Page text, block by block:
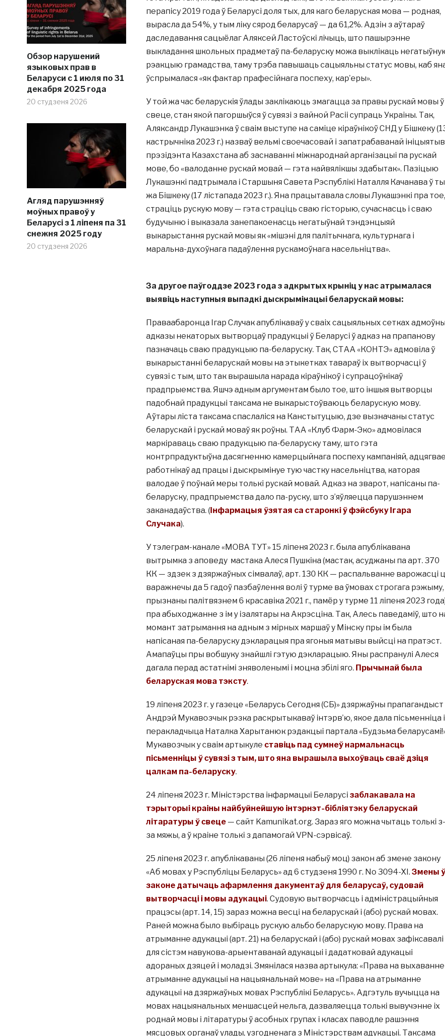
Обзор нарушений
языковых прав в
Беларуси с 1 июля по 31
декабря 2025 года
20 студзеня 2026
Агляд парушэнняў
моўных правоў у
Беларусі з 1 ліпеня па 31
снежня 2025 году
20 студзеня 2026
перапісу 2019 года ў Беларусі доля тых, для каго беларуская мова — родная,
вырасла да 54%, у тым ліку сярод беларусаў — да 61,2%. Адзін з аўтараў
даследавання сацыёлаг Аляксей Ластоўскі лічыць, што пашырэнне
выкладання школьных прадметаў па-беларуску можа выклікаць
рэакцыю грамадства, таму трэба павышаць сацыяльны статус мовы, каб
ўспрымалася «як фактар прафесійнага поспеху, кар’еры».
У той жа час беларускія ўлады заклікаюць змагацца за правы рускай мовы ў
свеце, стан якой пагоршыўся ў сувязі з вайной Расіі супраць Украіны. Так,
Аляксандр Лукашэнка ў сваім выступе на саміце кіраўнікоў СНД у Бішкеку
кастрычніка 2023 г.) назваў вельмі своечасовай і запатрабаванай
прэзідэнта Казахстана аб заснаванні міжнароднай арганізацыі па рускай
мове, бо «валоданне рускай мовай — гэта найвялікшы здабытак». Пазіцыю
Лукашэнкі падтрымала і Старшыня Савета Рэспублікі Наталля Качанава ў
жа Бішкеку (17 лістапада 2023 г.). Яна працытавала словы Лукашэнкі пра тое,
страціць рускую мову — гэта страціць сваю гісторыю, сучаснасць і сваю
будучыню і выказала занепакоенасць негатыўнай тэндэнцыяй
выкарыстання рускай мовы як «мішэні для палітычнага, культурнага і
маральна-духоўнага падаўлення рускамоўнага насельніцтва».
За другое паўгоддзе 2023 года з адкрытых крыніц у нас атрымалася
выявіць наступныя выпадкі дыскрымінацыі беларускай мовы:
Праваабаронца Ігар Случак апублікаваў у сваіх сацыяльных сетках
адказы некаторых вытворцаў прадукцыі ў Беларусі ў адказ на прапанову
пазначаць сваю прадукцыю па-беларуску. Так, СТАА «КОНТЭ» адмовіла ў
выкарыстанні беларускай мовы на этыкетках тавараў іх вытворчасці ў
сувязі с тым, што так вырашыла нарада кіраўнікоў і супрацоўнікаў
прадпрыемства. Яшчэ адным аргументам было тое, што іншыя вытворцы
падобнай прадукцыі таксама не выкарыстоўваюць беларускую мову.
Аўтары ліста таксама спаслаліся на Канстытуцыю, дзе вызначаны статус
беларускай і рускай моваў як роўны. ТАА «Клуб Фарм-Эко» адмовілася
маркіраваць сваю прадукцыю па-беларуску таму, што гэта
контрпрадуктыўна дасягненню камерцыйнага поспеху кампаніяй, адцягвае
работнікаў ад працы і дыскрымінуе тую частку насельніцтва, каторая
валодае ў поўнай меры толькі рускай мовай. Адказ на зварот, напісаны па-
беларуску, прадпрыемства дало па-руску, што з’яўляецца парушэннем
заканадаўства. (Інфармацыя ўзятая са старонкі ў фэйсбуку Ігара
Случака).
У тэлеграм-канале «МОВА ТУТ» 15 ліпеня 2023 г. была апублікавана
вытрымка з аповеду мастака Алеся Пушкіна (мастак, асуджаны па арт. 370
КК — здзек з дзяржаўных сімвалаў, арт. 130 КК — распальванне варожасці
варажнечы да 5 гадоў пазбаўлення волі ў турме ва ўмовах строгага рэжыму,
прызнаны палітвязнем 6 красавіка 2021 г., памёр у турме 11 ліпеня 2023
пра абыходжанне з ім у ізалятары на Акрэсціна. Так, Алесь паведаміў, што
момант затрымання на адным з мірных маршаў у Мінску пры ім была
напісаная па-беларуску дэкларацыя пра ягоныя матывы выйсці на пратэст.
Амапаўцы пры вобшуку знайшлі гэтую дэкларацыю. Яны распранулі Алеся
дагала перад астатнімі зняволенымі і моцна збілі яго. Прычынай была
беларуская мова тэксту.
19 ліпеня 2023 г. у газеце «Беларусь Сегодня (СБ)» дзяржаўны прапагандыст
Андрэй Мукавозчык рэзка раскрытыкаваў інтэрв’ю, якое дала пісьменніца і
перакладчыца Наталка Харытанюк рэдакцыі партала «Будзьма
Мукавозчык у сваім артыкуле ставіць пад сумнеў нармальнасць
пісьменніцы ў сувязі з тым, што яна вырашыла выхоўваць сваё дзіця
цалкам па-беларуску.
24 лiпеня 2023 г. Міністэрства інфармацыі Беларусі заблакавала на
тэрыторыі краіны найбуйнейшую інтэрнэт-бібліятэку беларускай
літаратуры ў свеце— сайт Kamunikat.org. Зараз яго можна чытаць толькі з-
за мяжы, а ў краіне толькі з дапамогай VPN-сэрвісаў.
25 ліпеня 2023 г. апублікаваны (26 ліпеня набыў моц) закон аб змене закону
«Аб мовах у Рэспубліцы Беларусь» ад 6 студзеня 1990 г. No 3094-XI. Змены ў
законе датычаць афармлення дакументаў для беларусаў, судовай
вытворчасці і мовы адукацыі. Судовую вытворчасць і адміністрацыйныя
працэсы (арт. 14, 15) зараз можна весці на беларускай і (або) рускай мовах.
Раней можна было выбіраць рускую альбо беларускую мову. Права на
атрыманне адукацыі (арт. 21) на беларускай і (або) рускай мовах зафіксавалі
для сістэм навукова-арыентаванай адукацыі і дадатковай адукацыі
адораных дзяцей і моладзі. Змянілася назва артыкула: «Права на выхаванне
атрыманне адукацыі на нацыянальнай мове» на «Права на атрыманне
адукацыі на дзяржаўных мовах Рэспублікі Беларусь». Адгэтуль вучыцца на
мовах нацыянальных меншасцей нельга, дазваляецца толькі вывучэнне іх
роднай мовы і літаратуры ў асобных групах і класах паводле рашэння
мясцовых органаў улады, узгодненага з Міністэрствам адукацыі. Таксама